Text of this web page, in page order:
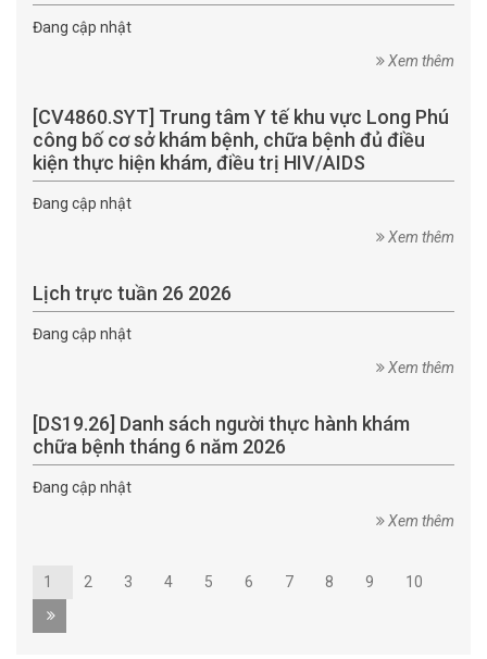
Đang cập nhật
Xem thêm
[CV4860.SYT] Trung tâm Y tế khu vực Long Phú
công bố cơ sở khám bệnh, chữa bệnh đủ điều
kiện thực hiện khám, điều trị HIV/AIDS
Đang cập nhật
Xem thêm
Lịch trực tuần 26 2026
Đang cập nhật
Xem thêm
[DS19.26] Danh sách người thực hành khám
chữa bệnh tháng 6 năm 2026
Đang cập nhật
Xem thêm
1 2 3 4 5 6 7 8 9 10